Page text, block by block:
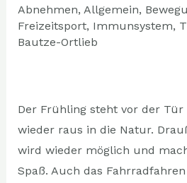
Abnehmen, Allgemein,
Freizeitsport, Immunsystem,
Bautze-Ortlieb
Der Frühling steht vor der
wieder raus in die Natur.
wird wieder möglich und
Spaß. Auch das
für
mich?